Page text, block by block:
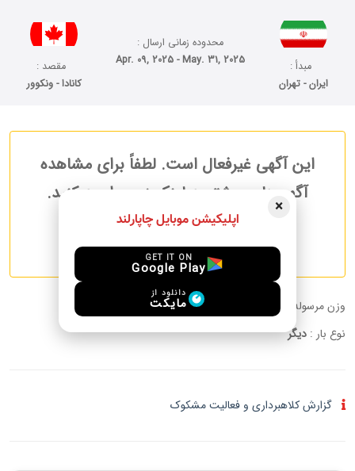
مبدأ :
ایران - تهران
محدوده زمانی ارسال :
Apr. 09, 2025 - May. 31, 2025
مقصد :
کانادا - ونکوور
این آگهی غیرفعال است. لطفاً برای مشاهده
آگهی‌های بیشتر به لینک زیر مراجعه کنید.
وزن مرسوله :
3.00 kg
نوع بار : دیگر
گزارش کلاهبرداری و فعالیت مشکوک
×
اپلیکیشن موبایل چاپارلند
GET IT ON
Google Play
دانلود از
مایکت